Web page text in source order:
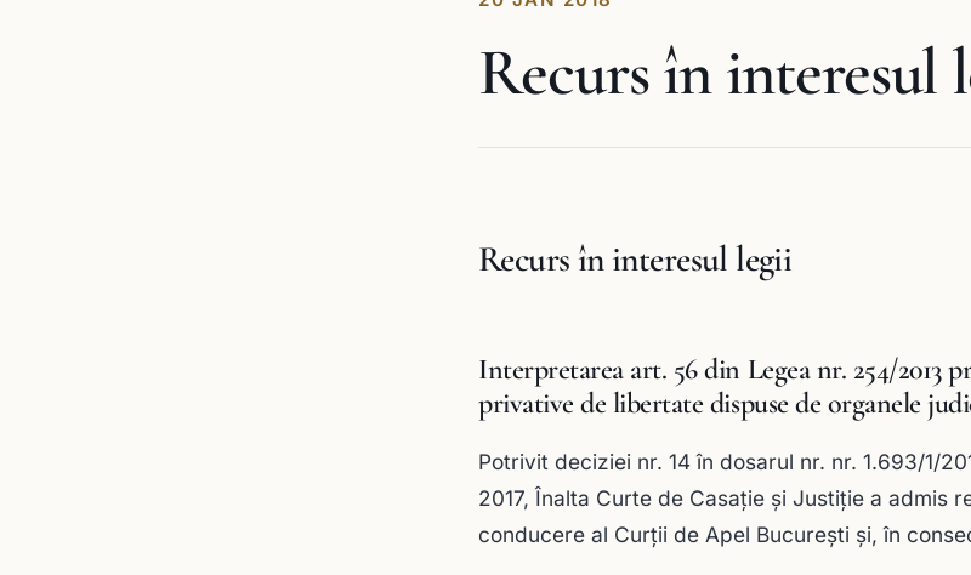
Recurs în interesul
Recurs în interesul legii
Interpretarea art. 56 din Legea nr. 254/2013
privative de libertate dispuse de organele
Potrivit deciziei nr. 14 în dosarul nr. nr. 1.693/1/
2017, Înalta Curte de Casaţie şi Justiţie a admis
conducere al Curţii de Apel Bucureşti şi, în